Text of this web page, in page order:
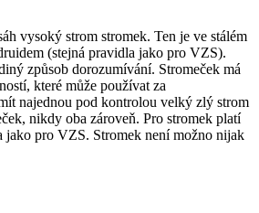
vysoký strom stromek. Ten je ve stálém
(stejná pravidla jako pro VZS).
způsob dorozumívání. Stromeček má
které může používat za
najednou pod kontrolou velký zlý strom
nikdy oba zároveň. Pro stromek platí
jako pro VZS. Stromek není možno nijak